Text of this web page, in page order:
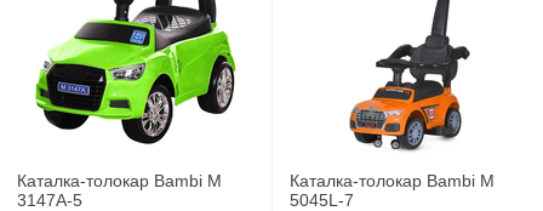
Каталка-толокар Bambi M
3147A-5
Каталка-толокар Bambi M
5045L-7